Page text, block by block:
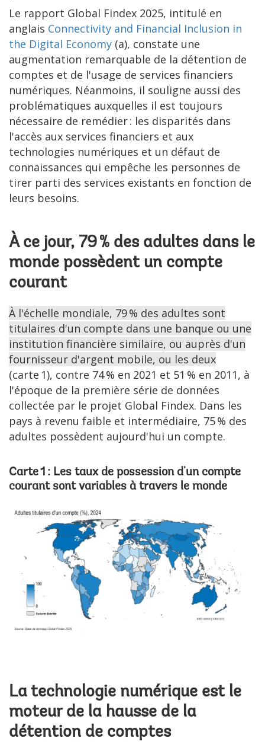
Le rapport Global Findex 2025, intitulé en
anglais Connectivity and Financial Inclusion in
the Digital Economy (a), constate une
augmentation remarquable de la détention de
comptes et de l'usage de services financiers
numériques. Néanmoins, il souligne aussi des
problématiques auxquelles il est toujours
nécessaire de remédier : les disparités dans
l'accès aux services financiers et aux
technologies numériques et un défaut de
connaissances qui empêche les personnes de
tirer parti des services existants en fonction de
leurs besoins.
À ce jour, 79 % des adultes dans le
monde possèdent un compte
courant
À l'échelle mondiale, 79 % des adultes sont
titulaires d'un compte dans une banque ou une
institution financière similaire, ou auprès d'un
fournisseur d'argent mobile, ou les deux
(carte 1), contre 74 % en 2021 et 51 % en 2011, à
l'époque de la première série de données
collectée par le projet Global Findex. Dans les
pays à revenu faible et intermédiaire, 75 % des
adultes possèdent aujourd'hui un compte.
Carte 1 : Les taux de possession d'un compte
courant sont variables à travers le monde
La technologie numérique est le
moteur de la hausse de la
détention de comptes